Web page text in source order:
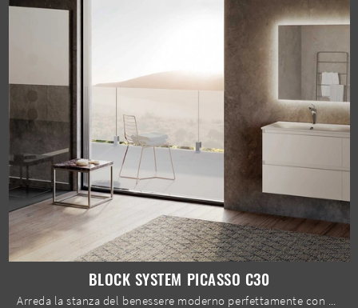
BLOCK SYSTEM PICASSO C30